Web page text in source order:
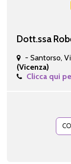
Dott.ssa
- Santorso,
(Vicenza)
Clicca qui